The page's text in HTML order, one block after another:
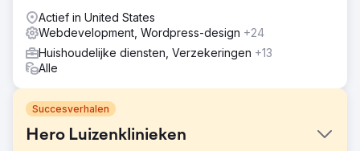
Actief in United States
Webdevelopment, Wordpress-design +24
Huishoudelijke diensten, Verzekeringen +13
Alle
Succesverhalen
Hero Luizenklinieken